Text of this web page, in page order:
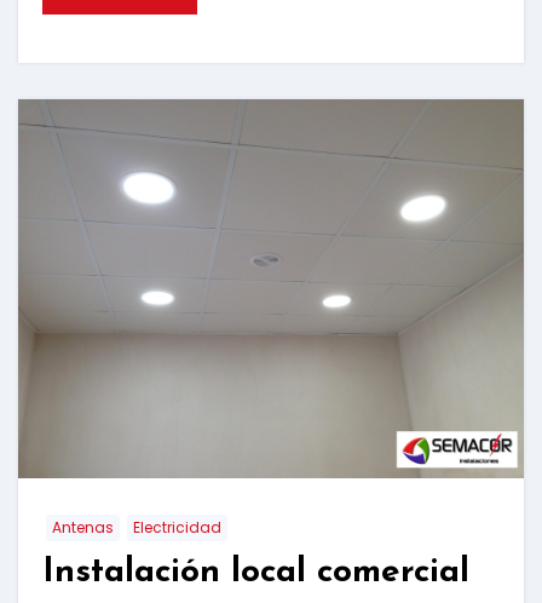
Antenas Electricidad
Instalación local comercial